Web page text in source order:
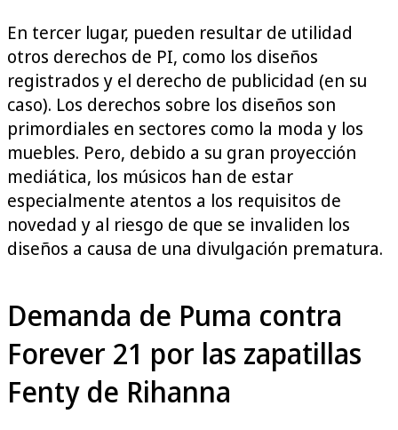
En tercer lugar, pueden resultar de utilidad
otros derechos de PI, como los diseños
registrados y el derecho de publicidad (en su
caso). Los derechos sobre los diseños son
primordiales en sectores como la moda y los
muebles. Pero, debido a su gran proyección
mediática, los músicos han de estar
especialmente atentos a los requisitos de
novedad y al riesgo de que se invaliden los
diseños a causa de una divulgación prematura.
Demanda de Puma contra
Forever 21 por las zapatillas
Fenty de Rihanna